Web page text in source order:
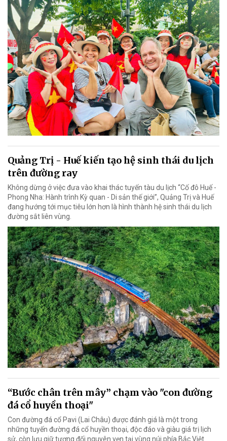
Quảng Trị - Huế kiến tạo hệ sinh thái du lịch
trên đường ray
Không dừng ở việc đưa vào khai thác tuyến tàu du lịch “Cố đô Huế -
Phong Nha: Hành trình Kỳ quan - Di sản thế giới”, Quảng Trị và Huế
đang hướng tới mục tiêu lớn hơn là hình thành hệ sinh thái du lịch
đường sắt liên vùng.
“Bước chân trên mây” chạm vào "con đường
đá cổ huyền thoại"
Con đường đá cổ Pavi (Lai Châu) được đánh giá là một trong
những tuyến đường đá cổ huyền thoại, độc đáo và giàu giá trị lịch
sử, còn lưu giữ tương đối nguyên vẹn tại vùng núi phía Bắc Việt